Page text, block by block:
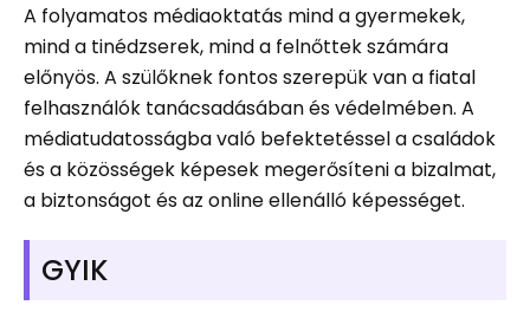
A folyamatos médiaoktatás mind a gyermekek,
mind a tinédzserek, mind a felnőttek számára
előnyös. A szülőknek fontos szerepük van a fiatal
felhasználók tanácsadásában és védelmében. A
médiatudatosságba való befektetéssel a családok
és a közösségek képesek megerősíteni a bizalmat,
a biztonságot és az online ellenálló képességet.
GYIK